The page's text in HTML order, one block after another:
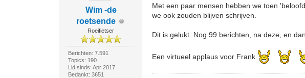
Wim -de
roetsende
Roeifietser
Berichten: 7.591
Topics: 190
Lid sinds: Apr 2017
Bedankt: 3651
Met een paar mensen hebben we toen
we ook zouden blijven schrijven.
Dit is gelukt. Nog 99 berichten, na deze, en
Een virtueel applaus voor Frank